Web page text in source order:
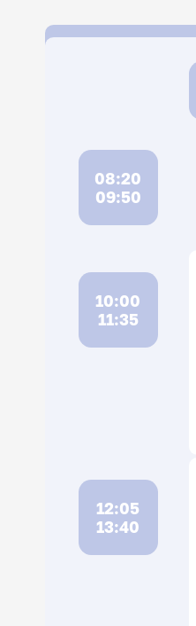
08:20
09:50
10:00
11:35
12:05
13:40